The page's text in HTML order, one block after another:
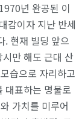
년 완공된 이
감이자 지난 반세
. 현재 빌딩 앞으
만 해도 근대 산
습으로 자리하고
대표하는 명물로
가치를 미루어